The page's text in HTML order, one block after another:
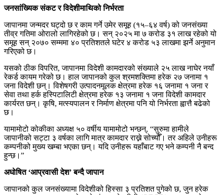
जनसांख्यिक संकट र विदेशीमाथिको निर्भरता
जापानमा जन्मदर घट्दो छ र काम गर्ने उमेर समूह (१५–६४ वर्ष) को जनसंख्या
तीव्र गतिमा ओरालो लागिरहेको छ। सन् २०२५ मा ७ करोड ३१ लाख रहेको यो
समूह सन् २०७० सम्ममा ४० प्रतिशतले घटेर ४ करोड ५३ लाखमा झर्ने अनुमान
गरिएको छ।
यसको ठीक विपरित, जापानमा विदेशी कामदारको संख्याले २५ लाख नाघेर नयाँ
रेकर्ड कायम गरेको छ। हाल जापानको कुल श्रमशक्तिमा हरेक २७ जनामा १
जना विदेशी छन्। विशेषगरी उत्पादनमूलक क्षेत्रमा हरेक १६ जनामा १ जना र
सेवा तथा हर्क हस्पिटालिटी क्षेत्रमा हरेक १३ जनामा १ जना विदेशी कामदार
कार्यरत छन्। कृषि, मत्स्यपालन र निर्माण क्षेत्रमा पनि यो निर्भरता ह्वात्तै बढेको
छ।
यामामोटो कोकीका अध्यक्ष ५० वर्षीय यामामोटो भन्छन्, “सुरुमा हामीले
जापानीको सट्टा ३ वर्षका लागि मात्र कामदार राख्ने सोच्यौँ। तर अहिले उनीहरू
कम्पनीको मुख्य खम्बा भएका छन्। यदि उनीहरू यहाँबाट गए भने कम्पनी नै बन्द
हुन्छ।”
अघोषित ‘आप्रवासी देश’ बन्दै जापान
जापानको कुल जनसंख्यामा विदेशीको हिस्सा ३ प्रतिशत पुगेको छ, जुन हरेक